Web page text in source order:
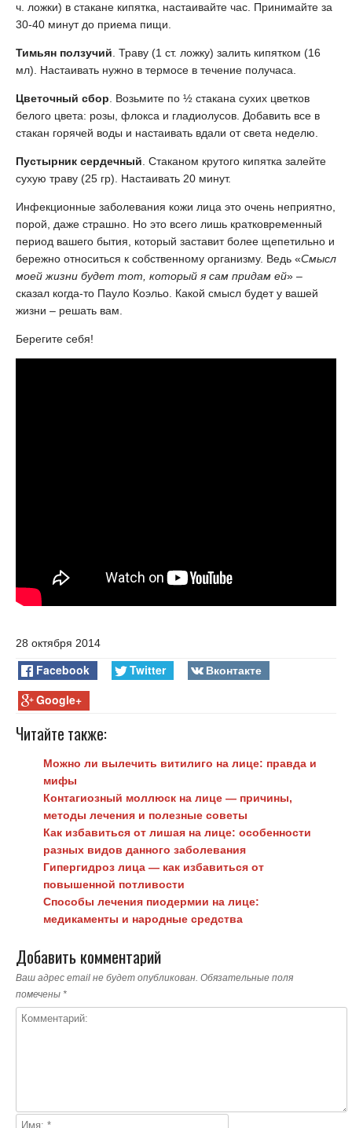
ч. ложки) в стакане кипятка, настаивайте час. Принимайте за
30-40 минут до приема пищи.
Тимьян ползучий. Траву (1 ст. ложку) залить кипятком (16
мл). Настаивать нужно в термосе в течение получаса.
Цветочный сбор. Возьмите по ½ стакана сухих цветков
белого цвета: розы, флокса и гладиолусов. Добавить все в
стакан горячей воды и настаивать вдали от света неделю.
Пустырник сердечный. Стаканом крутого кипятка залейте
сухую траву (25 гр). Настаивать 20 минут.
Инфекционные заболевания кожи лица это очень неприятно,
порой, даже страшно. Но это всего лишь кратковременный
период вашего бытия, который заставит более щепетильно и
бережно относиться к собственному организму. Ведь «Смысл
моей жизни будет тот, который я сам придам ей» –
сказал когда-то Пауло Коэльо. Какой смысл будет у вашей
жизни – решать вам.
Берегите себя!
28 октября 2014
Facebook Twitter
Вконтакте
Google+
Читайте также:
Можно ли вылечить витилиго на лице: правда и
мифы
Контагиозный моллюск на лице — причины,
методы лечения и полезные советы
Как избавиться от лишая на лице: особенности
разных видов данного заболевания
Гипергидроз лица — как избавиться от
повышенной потливости
Способы лечения пиодермии на лице:
медикаменты и народные средства
Добавить комментарий
Ваш адрес email не будет опубликован. Обязательные поля
помечены *